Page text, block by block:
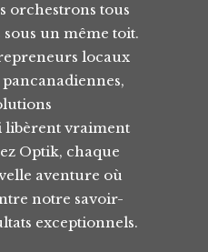
orchestrons tous
un même toit.
locaux
libèrent vraiment
Optik, chaque
aventure où
notre savoir-
exceptionnels.